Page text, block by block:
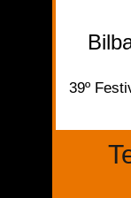
39º